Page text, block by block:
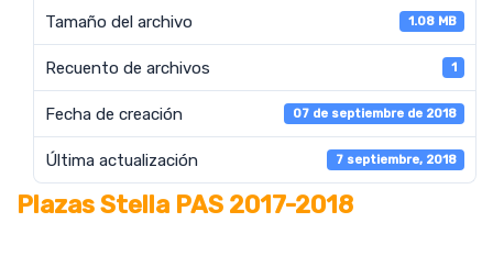
Tamaño del archivo 1.08 MB
Recuento de archivos 1
Fecha de creación 07 de septiembre de 2018
Última actualización 7 septiembre, 2018
Plazas Stella PAS 2017-2018